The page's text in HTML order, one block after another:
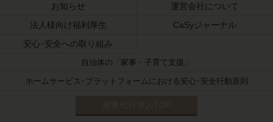
お知らせ
運営会社について
法人様向け福利厚生
CaSyジャーナル
安心･安全への取り組み
自治体の「家事・子育て支援」
ホームサービス･プラットフォームにおける安心･安全行動原則